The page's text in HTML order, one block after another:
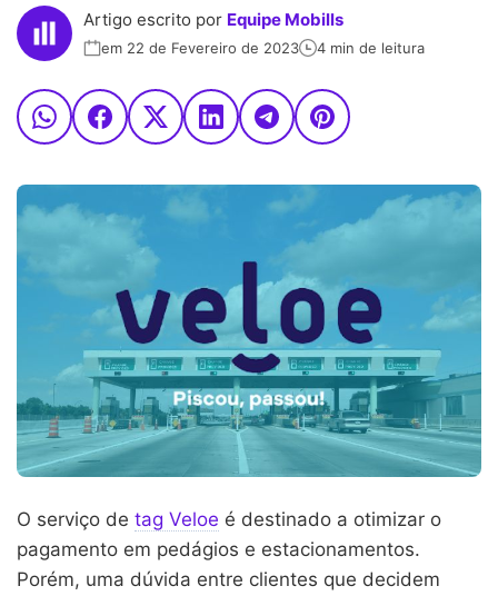
Artigo escrito por Equipe Mobills
em 22 de Fevereiro de 2023 4 min de leitura
O serviço de tag Veloe é destinado a otimizar o
pagamento em pedágios e estacionamentos.
Porém, uma dúvida entre clientes que decidem